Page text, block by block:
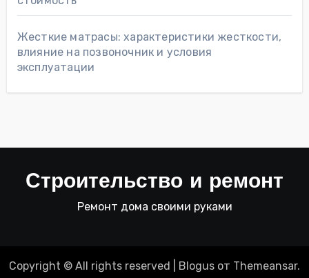
Жесткие матрасы: характеристики жесткости,
влияние на позвоночник и условия
эксплуатации
Строительство и ремонт
Ремонт дома своими руками
Copyright © All rights reserved Blogus от Themeansar.